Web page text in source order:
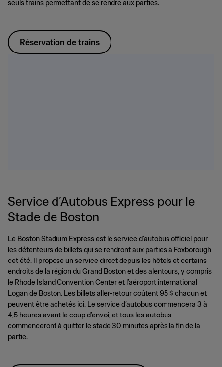
seuls trains permettant de se rendre aux parties.
Réservation de trains
Service d’Autobus Express pour le
Stade de Boston
Le Boston Stadium Express est le service d’autobus officiel pour
les détenteurs de billets qui se rendront aux parties à Foxborough
cet été. Il propose un service direct depuis les hôtels et certains
endroits de la région du Grand Boston et des alentours, y compris
le Rhode Island Convention Center et l’aéroport international
Logan de Boston. Les billets aller-retour coûtent 95 $ chacun et
peuvent être achetés ici. Le service d’autobus commencera 3 à
4,5 heures avant le coup d’envoi, et tous les autobus
commenceront à quitter le stade 30 minutes après la fin de la
partie.